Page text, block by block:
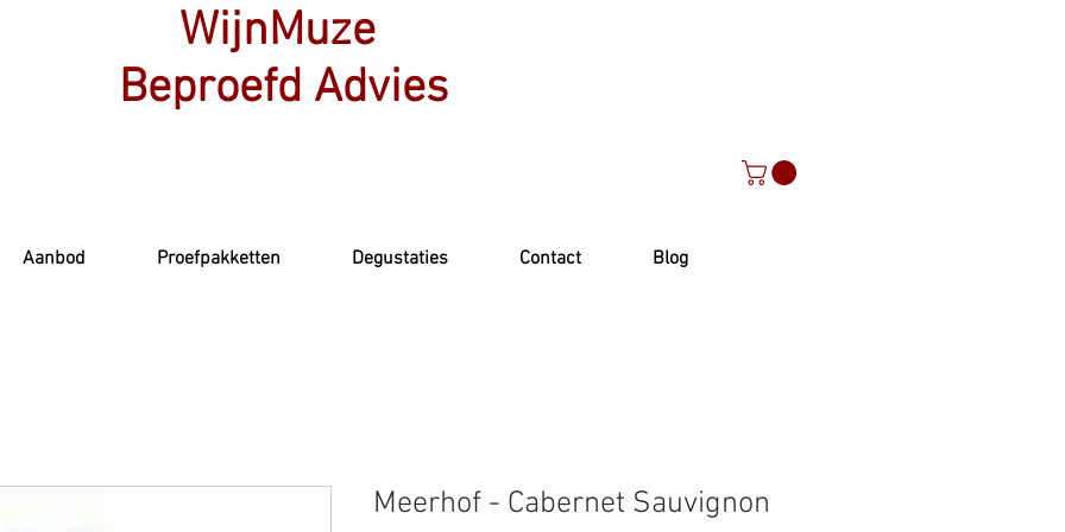
WijnMuze
Beproefd Advies
Aanbod Proefpakketten Degustaties Contact Blog
Meerhof - Cabernet Sauvignon